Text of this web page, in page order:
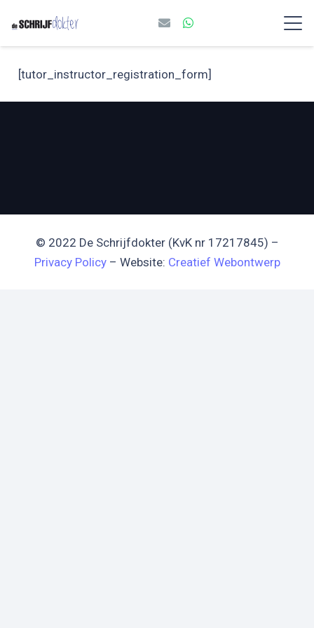
[tutor_instructor_registration_form]
© 2022 De Schrijfdokter (KvK nr 17217845) –
Privacy Policy– Website: Creatief Webontwerp